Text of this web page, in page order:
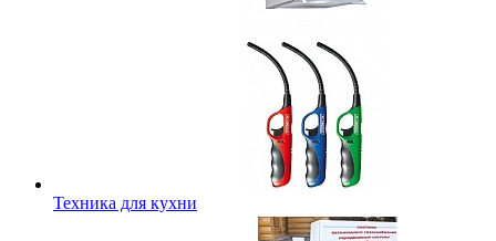
Техника для кухни